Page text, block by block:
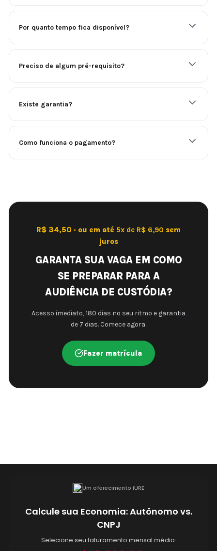
Por quanto tempo fica disponível?
Preciso de algum pré-requisito?
Existe garantia?
Como funciona o pagamento?
R$ 34,50 · ou em até 5x de R$ 6,90 sem
juros
GARANTA SUA VAGA EM COMO
SE PREPARAR PARA A
AUDIÊNCIA DE CUSTÓDIA?
Acesso imediato, 180 dias no seu ritmo e garantia
de 7 dias. Comece agora.
Fazer matrícula